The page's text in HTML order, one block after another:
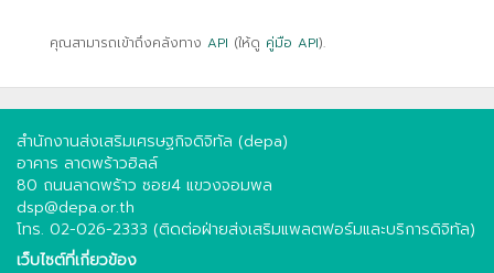
คุณสามารถเข้าถึงคลังทาง API (ให้ดู คู่มือ API).
สำนักงานส่งเสริมเศรษฐกิจดิจิทัล (depa)
อาคาร ลาดพร้าวฮิลล์
80 ถนนลาดพร้าว ซอย4 แขวงจอมพล
dsp@depa.or.th
โทร. 02-026-2333 (ติดต่อฝ่ายส่งเสริมแพลตฟอร์มและบริการดิจิทัล)
เว็บไซต์ที่เกี่ยวข้อง